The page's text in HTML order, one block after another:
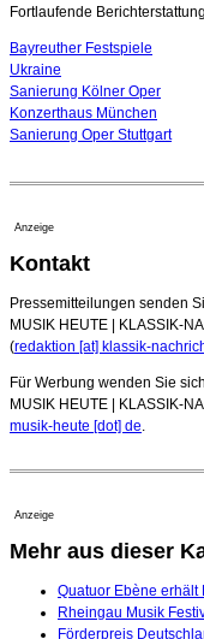
04. August 2026 -
Fortlaufende
Bayreuther Festspiele
Ukraine
Sanierung Kölner Oper
Konzerthaus München
Sanierung Oper Stuttgart
Anzeige
Kontakt
Pressemitteilungen senden
MUSIK HEUTE | KLASSIK-
(redaktion [at] klassik-
Für Werbung wenden Sie
MUSIK HEUTE | KLASSIK-
musik-heute [dot] de
Anzeige
Mehr aus dieser
Quatuor Ebène erhält
Rheingau Musik
Förderpreis